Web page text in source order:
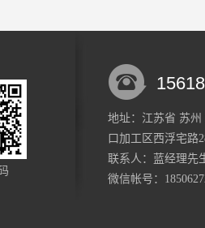
品装饰材料 固永包材
地址：江苏省 苏
口加工区西浮宅路
联系人：蓝经理先
微信帐号：